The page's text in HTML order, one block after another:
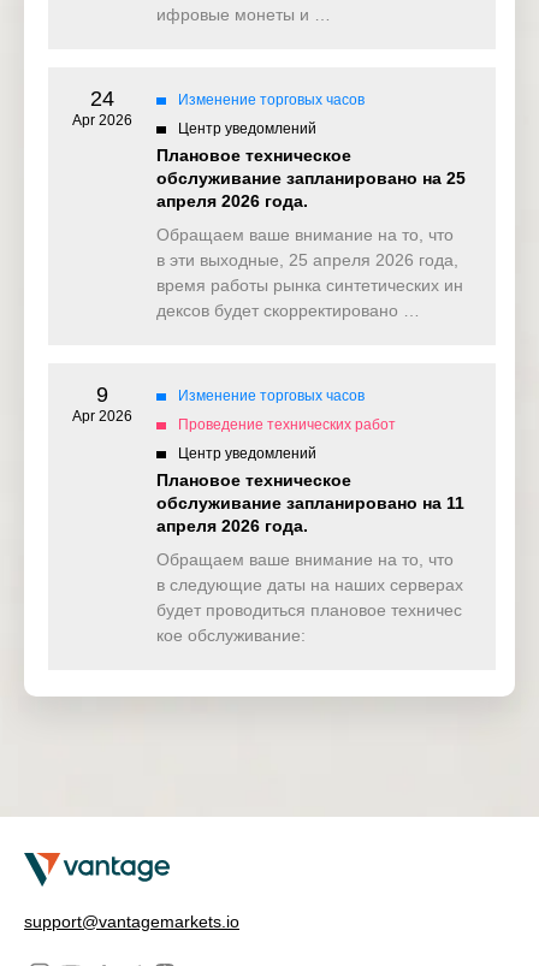
FRA40
ифровые монеты и …
24
Apr 2026
Изменение торговых часов
Центр уведомлений
Плановое техническое
обслуживание запланировано на 25
апреля 2026 года.
Обращаем ваше внимание на то, что
в эти выходные, 25 апреля 2026 года,
время работы рынка синтетических ин
дексов будет скорректировано …
9
Apr 2026
Изменение торговых часов
Проведение технических работ
Центр уведомлений
Плановое техническое
обслуживание запланировано на 11
апреля 2026 года.
Обращаем ваше внимание на то, что
в следующие даты на наших серверах
будет проводиться плановое техничес
кое обслуживание:
support@vantagemarkets.io